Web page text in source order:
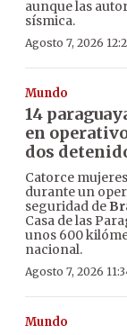
aunque las
sísmica.
Agosto 7, 2026
Mundo
14
en
dos
Catorce
durante un
seguridad de
Casa de las
unos 600
nacional.
Agosto 7, 2026
Mundo